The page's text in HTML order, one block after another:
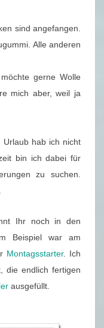
sind angefangen.
Alle anderen
gerne Wolle
mich aber, weil ja
hab ich nicht
bin ich dabei für
zu suchen.
Ihr noch in den
Beispiel war am
Montagsstarter. Ich
die endlich fertigen
ausgefüllt.